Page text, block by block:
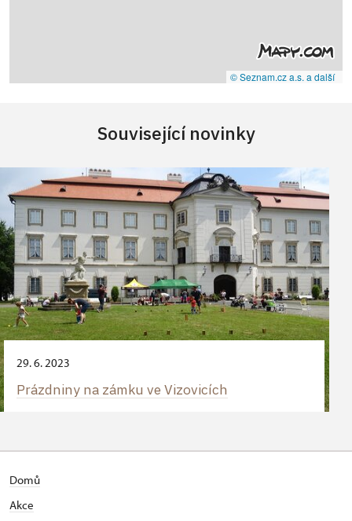
© Seznam.cz a.s. a další
Související novinky
29. 6. 2023
Prázdniny na zámku ve Vizovicích
Domů
Akce